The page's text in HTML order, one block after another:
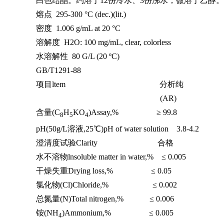
熔点 295-300 °C (dec.)(lit.)
密度 1.006 g/mL at 20 °C
溶解度 H2O: 100 mg/mL, clear, colorless
水溶解性 80 G/L (20 ºC)
GB/T1291-88
项目ltem 分析纯
(AR)
含量(C8H5KO4)Assay,% ≥ 99.8
pH(50g/L溶液,25℃)pH of water solution 3.8-4.2
澄清度试验Clarity 合格
水不溶物lnsoluble matter in water,% ≤ 0.005
干燥失重Drying loss,% ≤ 0.05
氯化物(Cl)Chloride,% ≤ 0.002
总氮量(N)Total nitrogen,% ≤ 0.006
铵(NH4)Ammonium,% ≤ 0.005